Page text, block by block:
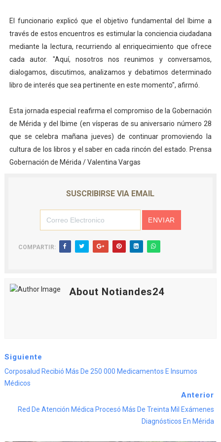
El funcionario explicó que el objetivo fundamental del Ibime a
través de estos encuentros es estimular la conciencia ciudadana
mediante la lectura, recurriendo al enriquecimiento que ofrece
cada autor. "Aquí, nosotros nos reunimos y conversamos,
dialogamos, discutimos, analizamos y debatimos determinado
libro de interés que sea pertinente en este momento", afirmó.
Esta jornada especial reafirma el compromiso de la Gobernación
de Mérida y del Ibime (en vísperas de su aniversario número 28
que se celebra mañana jueves) de continuar promoviendo la
cultura de los libros y el saber en cada rincón del estado. Prensa
Gobernación de Mérida / Valentina Vargas
SUSCRIBIRSE VIA EMAIL
COMPARTIR:
About Notiandes24
Siguiente
Corposalud Recibió Más De 250 000 Medicamentos E Insumos
Médicos
Anterior
Red De Atención Médica Procesó Más De Treinta Mil Exámenes
Diagnósticos En Mérida